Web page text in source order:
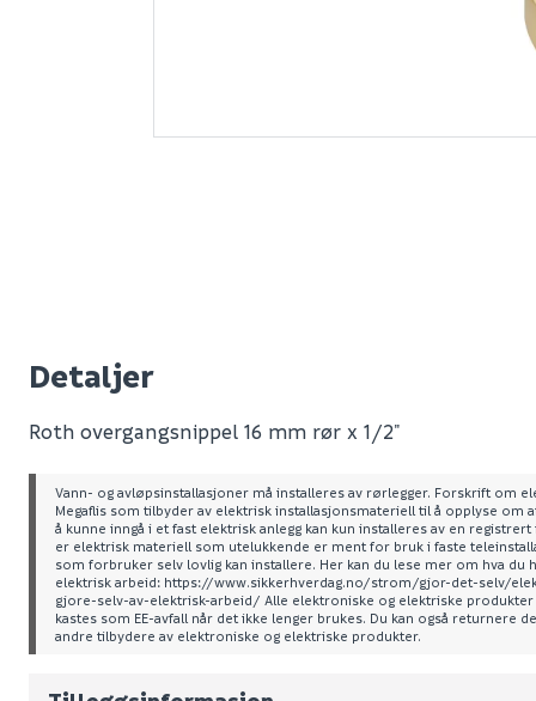
Detaljer
Roth overgangsnippel 16 mm rør x 1/2"
Vann- og avløpsinstallasjoner må installeres av rørlegger. Forskrift om
Megaflis som tilbyder av elektrisk installasjonsmateriell til å opplyse om
å kunne inngå i et fast elektrisk anlegg kan kun installeres av en
er elektrisk materiell som utelukkende er ment for bruk i faste
som forbruker selv lovlig kan installere. Her kan du lese mer om hva du
elektrisk arbeid: https://www.sikkerhverdag.no/strom/gjor-det-selv/
gjore-selv-av-elektrisk-arbeid/ Alle elektroniske og elektriske produkter
kastes som EE-avfall når det ikke lenger brukes. Du kan også returnere
andre tilbydere av elektroniske og elektriske produkter.
Leverandørens varenummer
Nobb No
Vekt pr. stk / m2 (i kg)